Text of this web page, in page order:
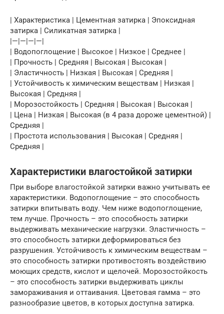
| Характеристика | Цементная затирка | Эпоксидная
затирка | Силикатная затирка |
|—|—|—|—|
| Водопоглощение | Высокое | Низкое | Среднее |
| Прочность | Средняя | Высокая | Высокая |
| Эластичность | Низкая | Высокая | Средняя |
| Устойчивость к химическим веществам | Низкая |
Высокая | Средняя |
| Морозостойкость | Средняя | Высокая | Высокая |
| Цена | Низкая | Высокая (в 4 раза дороже цементной) |
Средняя |
| Простота использования | Высокая | Средняя |
Средняя |
Характеристики влагостойкой затирки
При выборе влагостойкой затирки важно учитывать ее
характеристики. Водопоглощение – это способность
затирки впитывать воду. Чем ниже водопоглощение,
тем лучше. Прочность – это способность затирки
выдерживать механические нагрузки. Эластичность –
это способность затирки деформироваться без
разрушения. Устойчивость к химическим веществам –
это способность затирки противостоять воздействию
моющих средств, кислот и щелочей. Морозостойкость
– это способность затирки выдерживать циклы
замораживания и оттаивания. Цветовая гамма – это
разнообразие цветов, в которых доступна затирка.